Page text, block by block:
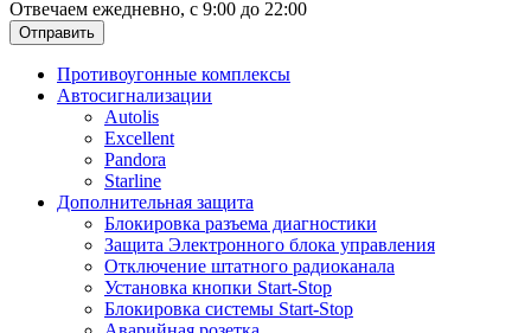
Отвечаем ежедневно, с 9:00 до 22:00
Отправить
Противоугонные комплексы
Автосигнализации
Autolis
Excellent
Pandora
Starline
Дополнительная защита
Блокировка разъема диагностики
Защита Электронного блока управления
Отключение штатного радиоканала
Установка кнопки Start-Stop
Блокировка системы Start-Stop